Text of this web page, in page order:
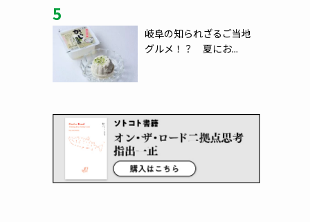
5
岐阜の知られざるご当地
グルメ！？ 夏にお...